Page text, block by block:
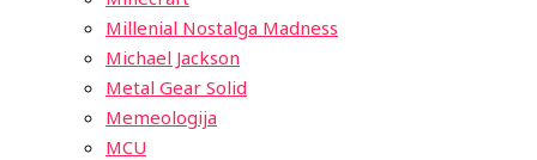
Millenial Nostalga Madness
Michael Jackson
Metal Gear Solid
Memeologija
MCU